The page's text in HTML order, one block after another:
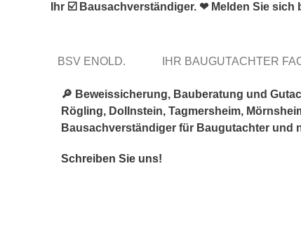
Ihr ☑️ Bausachverständiger. ❤ Melden Sie
BSV ENOLD. IHR BAUGUTACHTER
🔎 Beweissicherung, Bauberatung und
Rögling, Dollnstein, Tagmersheim,
Bausachverständiger für Baugutachter und
Schreiben Sie uns!